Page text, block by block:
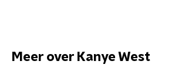
Meer over Kanye West